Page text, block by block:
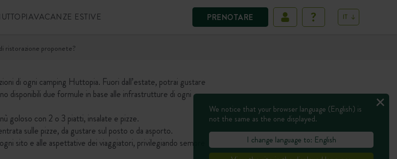
PRENOTARE
VACANZE ESTIVE IT
ristorazione proponete?
di ogni camping Huttopia. Fuori dall’estate, potrai gustare
disponibili due formule in base alle infrastrutture di ogni
goloso con 2 o 3 piatti, insalate e pizze.
sulle pizze, da gustare sul posto o da asporto.
sito e alle aspettative dei viaggiatori, privilegiando sempre
We notice that your browser language (English) is
not the same as the one displayed.
I change language to: English